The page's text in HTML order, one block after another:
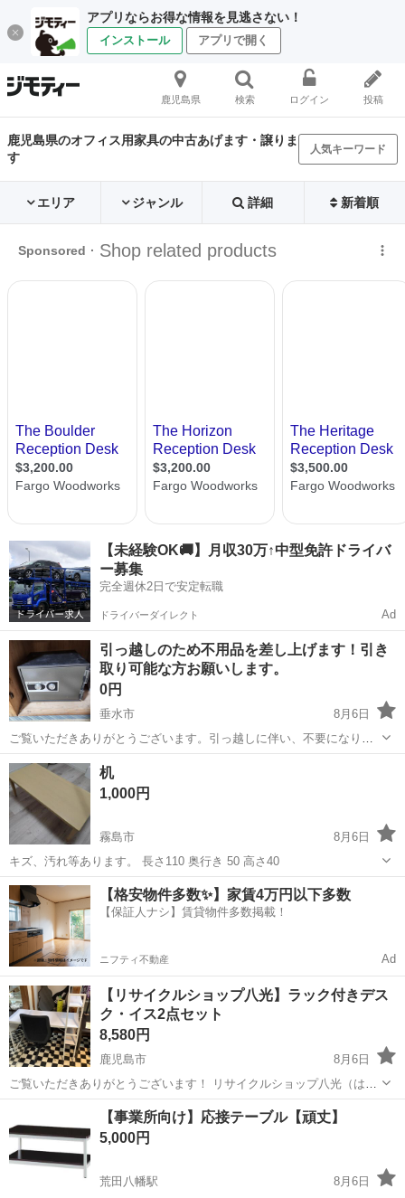
アプリならお得な情報を見逃さない！
インストール アプリで開く
鹿児島県 検索 ログイン 投稿
鹿児島県のオフィス用家具の中古あげます・譲りま
す
人気キーワード
エリア ジャンル 詳細 新着順
【未経験OK🚚】月収30万↑中型免許ドライバ
ー募集
完全週休2日で安定転職
ドライバーダイレクト Ad
引っ越しのため不用品を差し上げます！引き
取り可能な方お願いします。
0円
垂水市
8月6日
ご覧いただきありがとうございます。引っ越しに伴い、不要になりま
したので出品します。 ・【商品名】 耐火金庫 ・寸法 幅約41㎝ 奥
行約33㎝ 高さ約33㎝ ・傷や汚れは経年並みと思います ・中はプラ
スチック棚4段です...
鹿児島 垂水市
机
1,000円
霧島市
8月6日
キズ、汚れ等あります。 長さ110 奥行き 50 高さ40
鹿児島 霧島市 オフィス用家具
【格安物件多数✨】家賃4万円以下多数
【保証人ナシ】賃貸物件多数掲載！
ニフティ不動産 Ad
【リサイクルショップ八光】ラック付きデス
ク・イス2点セット
8,580円
鹿児島市
8月6日
ご覧いただきありがとうございます！ リサイクルショップ八光（はっ
こう）です。 収納に便利なラックが一体となったデスクとイスの2点
め、テレワークや...
鹿児島市 オフィス用家具
【事業所向け】応接テーブル【頑丈】
5,000円
荒田八幡駅
8月6日